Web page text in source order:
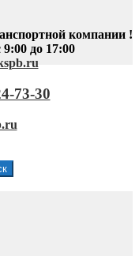
компании !
до 17:00
73-30